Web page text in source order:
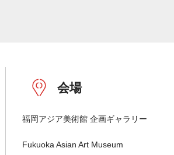
会場
福岡アジア美術館 企画ギャラリー
Fukuoka Asian Art Museum